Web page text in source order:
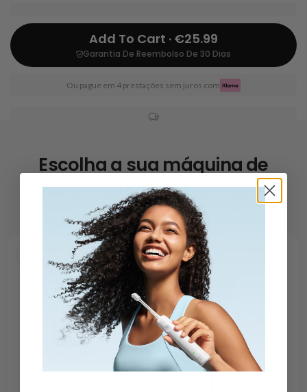
Add To Cart · €25.99
Garantia De Reembolso De 30 Dias
Ou pague em 4 prestações sem juros com
Escolha a sua máquina de
barbear